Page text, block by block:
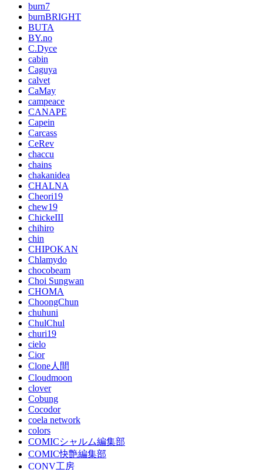
burn7
burnBRIGHT
BUTA
BY.no
C.Dyce
cabin
Caguya
calvet
CaMay
campeace
CANAPE
Capein
Carcass
CeRev
chaccu
chains
chakanidea
CHALNA
Cheori19
chew19
ChickeIII
chihiro
chin
CHIPOKAN
Chlamydo
chocobeam
Choi Sungwan
CHOMA
ChoongChun
chuhuni
ChulChul
churi19
cielo
Cior
Clone人間
Cloudmoon
clover
Cobung
Cocodor
coela network
colors
COMICシャルム編集部
COMIC快艶編集部
CONV工房